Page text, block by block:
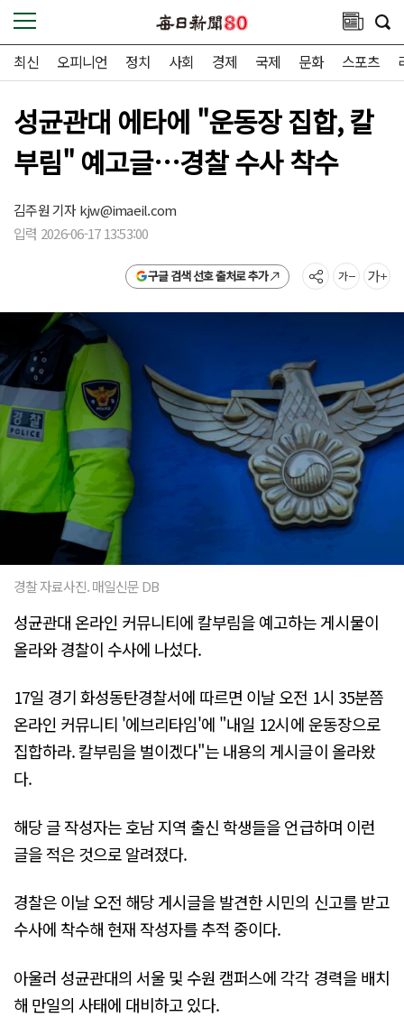
최신 오피니언 정치 사회 경제 국제 문화 스포츠
성균관대 에타에 "운동장 집합, 칼
부림" 예고글…경찰 수사 착수
김주원 기자kjw@imaeil.com
입력 2026-06-17 13:53:00
구글 검색 선호 출처로 추가
경찰 자료사진. 매일신문 DB
성균관대 온라인 커뮤니티에 칼부림을 예고하는 게시물이
올라와 경찰이 수사에 나섰다.
17일 경기 화성동탄경찰서에 따르면 이날 오전 1시 35분쯤
온라인 커뮤니티 '에브리타임'에 "내일 12시에 운동장으로
집합하라. 칼부림을 벌이겠다"는 내용의 게시글이 올라왔
다.
해당 글 작성자는 호남 지역 출신 학생들을 언급하며 이런
글을 적은 것으로 알려졌다.
경찰은 이날 오전 해당 게시글을 발견한 시민의 신고를 받고
수사에 착수해 현재 작성자를 추적 중이다.
아울러 성균관대의 서울 및 수원 캠퍼스에 각각 경력을 배치
해 만일의 사태에 대비하고 있다.